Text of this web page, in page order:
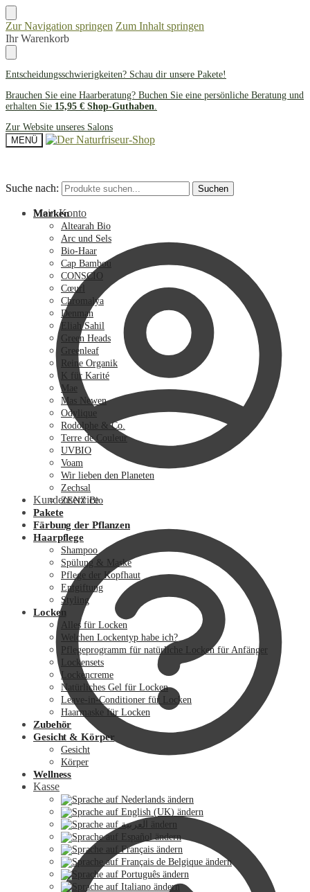
Zur Navigation springen Zum Inhalt springen
Ihr Warenkorb
Entscheidungsschwierigkeiten? Schau dir unsere Pakete!
Brauchen Sie eine Haarberatung? Buchen Sie eine persönliche Beratung und
erhalten Sie 15,95 € Shop-Guthaben.
Zur Website unseres Salons
MENÜ
Suche nach: Suchen
Mein Konto
Kundenservice
Kasse
Suche nach: Suchen
Marken
Altearah Bio
Arc und Sels
Bio-Haar
Cap Bambou
CONSCIO
Cœurl
Chromalya
Denman
Eliah Sahil
Green Heads
Greenleaf
Reine Organik
K für Karité
Mae
Mas Newen
Odylique
Rodolphe & Co.
Terre de Couleur
UVBIO
Voam
Wir lieben den Planeten
Zechsal
ZENZ Bio
Pakete
Färbung der Pflanzen
Haarpflege
Shampoo
Spülung & Maske
Pflege der Kopfhaut
Entgiftung
Styling
Locken
Alles für Locken
Welchen Lockentyp habe ich?
Pflegeprogramm für natürliche Locken für Anfänger
Lockensets
Lockencreme
Natürliches Gel für Locken
Leave-in-Conditioner für Locken
Haarmaske für Locken
Zubehör
Gesicht & Körper
Gesicht
Körper
Wellness